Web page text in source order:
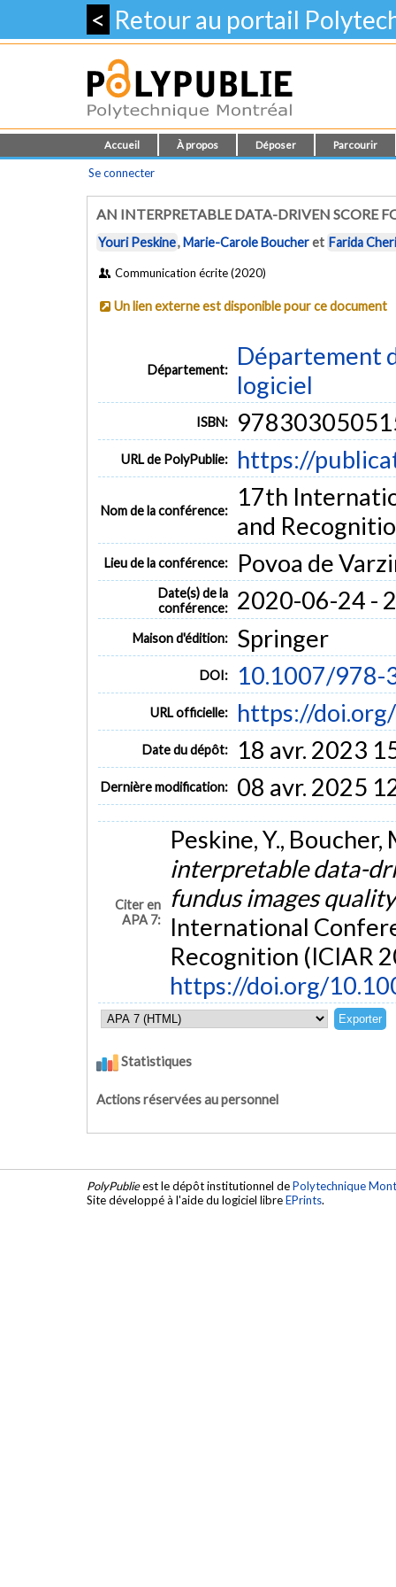
< Retour au portail
Accueil À propos Déposer Parcourir
Se connecter
AN INTERPRETABLE DATA-DRIVEN SCORE
Youri Peskine,Marie-Carole Boucheret Farida
Communication écrite (2020)
Un lien externe est disponible pour ce document
Département:
Département
logiciel
ISBN:
URL de PolyPublie: https://
Nom de la conférence:
17th
and
Lieu de la conférence: Povoa de
Date(s) de la
conférence:
2020-06-24 -
Maison d'édition: Springer
DOI: 10.1007/978-
URL officielle: https://
Date du dépôt: 18 avr. 2023
Dernière modification: 08 avr. 2025
Citer en
APA 7:
Peskine, Y.,
interpretable data-
fundus images
International
Recognition (ICIAR
https://doi.org/
Statistiques
Actions réservées au personnel
PolyPublieest le dépôt institutionnel dePolytechnique
Site développé à l'aide du logiciel libreEPrints.